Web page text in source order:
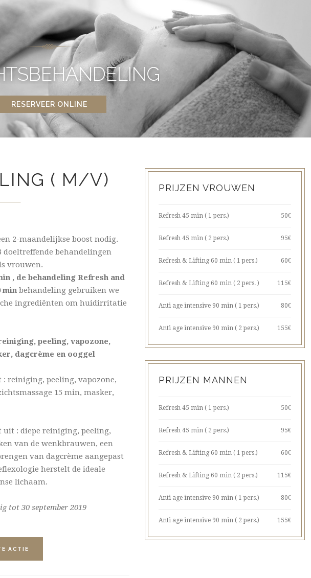
RESERVEER ONLINE
( M/V)
2-maandelijkse boost nodig.
doeltreffende behandelingen
vrouwen.
, de behandeling Refresh and
min behandeling gebruiken we
ingrediënten om huidirritatie
peeling, vapozone,
dagcrème en ooggel
: reiniging, peeling, vapozone,
15 min, masker,
uit : diepe reiniging, peeling,
van de wenkbrauwen, een
van dagcrème aangepast
herstelt de ideale
lichaam.
tot 30 september 2019
ACTIE
PRIJZEN VROUWEN
Refresh 45 min ( 1 pers.) 50€
Refresh 45 min ( 2 pers.) 95€
Refresh & Lifting 60 min ( 1 pers.) 60€
Refresh & Lifting 60 min ( 2 pers. ) 115€
Anti age intensive 90 min ( 1 pers.) 80€
Anti age intensive 90 min ( 2 pers.) 155€
PRIJZEN MANNEN
Refresh 45 min ( 1 pers.) 50€
Refresh 45 min ( 2 pers.) 95€
Refresh & Lifting 60 min ( 1 pers.) 60€
Refresh & Lifting 60 min ( 2 pers.) 115€
Anti age intensive 90 min ( 1 pers.) 80€
Anti age intensive 90 min ( 2 pers.) 155€